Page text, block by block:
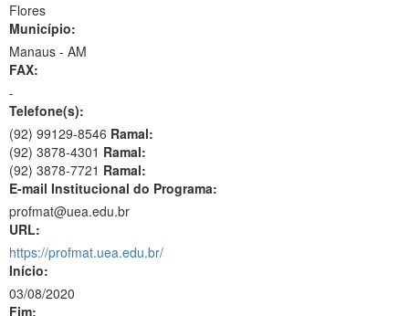
Flores
Município:
Manaus - AM
FAX:
-
Telefone(s):
(92) 99129-8546 Ramal:
(92) 3878-4301 Ramal:
(92) 3878-7721 Ramal:
E-mail Institucional do Programa:
profmat@uea.edu.br
URL:
https://profmat.uea.edu.br/
Início:
03/08/2020
Fim: